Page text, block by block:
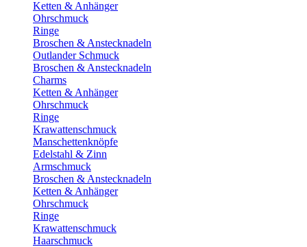
Ketten & Anhänger
Ohrschmuck
Ringe
Broschen & Anstecknadeln
Outlander Schmuck
Broschen & Anstecknadeln
Charms
Ketten & Anhänger
Ohrschmuck
Ringe
Krawattenschmuck
Manschettenknöpfe
Edelstahl & Zinn
Armschmuck
Broschen & Anstecknadeln
Ketten & Anhänger
Ohrschmuck
Ringe
Krawattenschmuck
Haarschmuck